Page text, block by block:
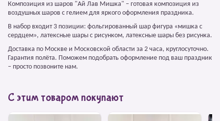
Композиция из шаров "Ай Лав Мишка" – готовая композиция из
воздушных шаров с гелием для яркого оформления праздника.
В набор входит 3 позиции: фольгированный шар фигура «мишка с
сердцем», латексные шары с рисунком, латексные шары без рисунка.
Доставка по Москве и Московской области за 2 часа, круглосуточно.
Гарантия полёта. Поможем подобрать оформление под ваш праздник
– просто позвоните нам.
С этим товаром покупают